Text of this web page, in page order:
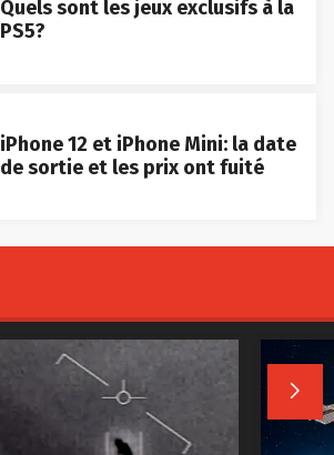
Quels sont les jeux exclusifs à la
PS5?
iPhone 12 et iPhone Mini: la date
de sortie et les prix ont fuité
